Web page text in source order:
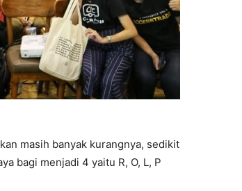
masih banyak kurangnya, sedikit
bagi menjadi 4 yaitu R, O, L, P